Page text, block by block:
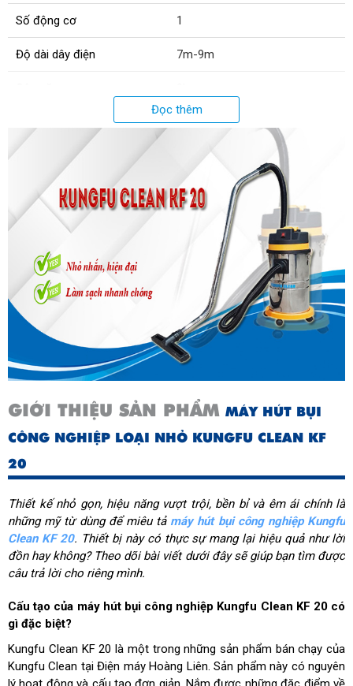
Số động cơ 1
Độ dài dây điện 7m-9m
Hút bụi khô - ướt
Phụ tùng máy
1 bàn hút nước/bụi + ống dẫn
hướng + 1 ống dẫn mềm + 1
đầu hút góc + 1 đầu chổi tròn
Xuất xứ: Chính hãng
Đọc thêm
GIỚI THIỆU SẢN PHẨM MÁY HÚT BỤI
CÔNG NGHIỆP LOẠI NHỎ KUNGFU CLEAN KF
20
Thiết kế nhỏ gọn, hiệu năng vượt trội, bền bỉ và êm ái chính là
những mỹ từ dùng để miêu tả máy hút bụi công nghiệp Kungfu
Clean KF 20. Thiết bị này có thực sự mang lại hiệu quả như lời
đồn hay không? Theo dõi bài viết dưới đây sẽ giúp bạn tìm được
câu trả lời cho riêng mình.
Cấu tạo của máy hút bụi công nghiệp Kungfu Clean KF 20 có
gì đặc biệt?
Kungfu Clean KF 20 là một trong những sản phẩm bán chạy của
Kungfu Clean tại Điện máy Hoàng Liên. Sản phẩm này có nguyên